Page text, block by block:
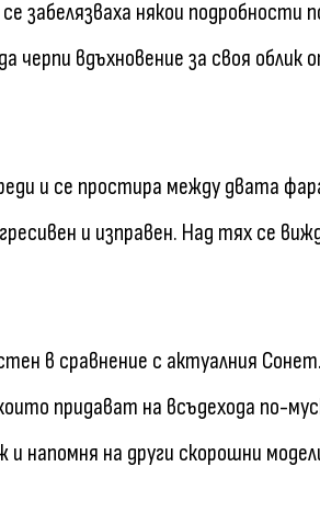
забелязваха някои подробности
черпи вдъхновение за своя
и се простира между двата
и изправен. Над тях се
в сравнение с актуалния
придават на всъдехода по-
напомня на други скорошни